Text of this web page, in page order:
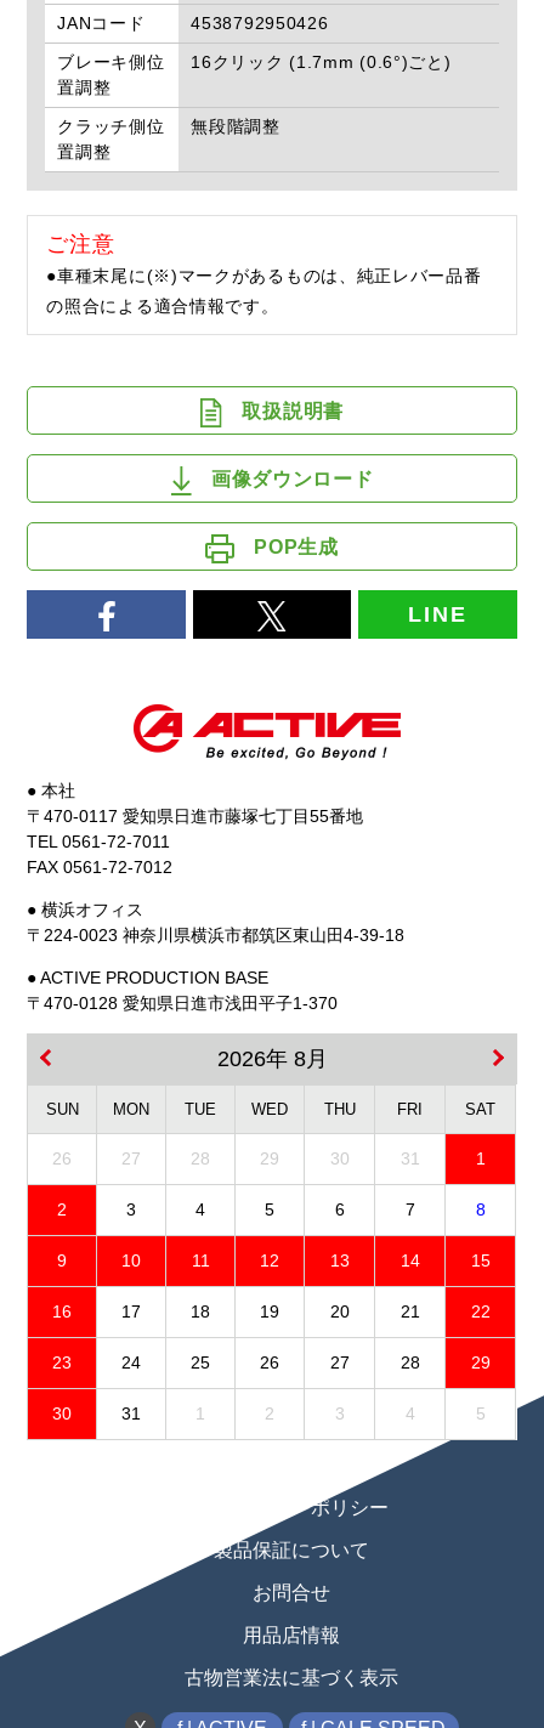
JANコード
4538792950426
ブレーキ側位
置調整
16クリック (1.7mm (0.6°)ごと)
クラッチ側位
置調整
無段階調整
ご注意
●車種末尾に(※)マークがあるものは、純正レバー品番
の照合による適合情報です。
取扱説明書
画像ダウンロード
POP生成
LINE
● 本社
〒470-0117 愛知県日進市藤塚七丁目55番地
TEL 0561-72-7011
FAX 0561-72-7012
● 横浜オフィス
〒224-0023 神奈川県横浜市都筑区東山田4-39-18
● ACTIVE PRODUCTION BASE
〒470-0128 愛知県日進市浅田平子1-370
2026年 8月
SUN MON TUE WED THU FRI SAT
26 27 28 29 30 31 1
2 3 4 5 6 7 8
9 10 11 12 13 14 15
16 17 18 19 20 21 22
23 24 25 26 27 28 29
30 31 1 2 3 4 5
プライバシーポリシー
製品保証について
お問合せ
用品店情報
古物営業法に基づく表示